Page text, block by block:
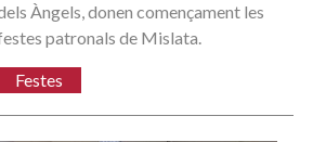
Àngels, donen començament les
patronals de Mislata.
Festes